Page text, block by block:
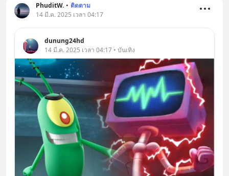
PhuditW. • ติดตาม
14 มี.ค. 2025 เวลา 04:17
dunung24hd
14 มี.ค. 2025 เวลา 04:17 • บันเทิง